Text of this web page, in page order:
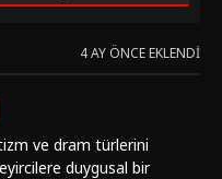
4 AY ÖNCE EKLENDI
ve dram türlerini
duygusal bir